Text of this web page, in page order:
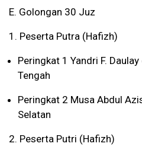
E. Golongan 30 Juz
1. Peserta Putra (Hafizh)
Peringkat 1 Yandri F.
Tengah
Peringkat 2 Musa Abdul
Selatan
2. Peserta Putri (Hafizh)